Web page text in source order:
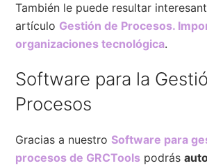
También le puede resultar
artículo Gestión de Procesos.
organizaciones tecnológica.
Software para la
Procesos
Gracias a nuestro Software para
procesos de GRCTools podrás